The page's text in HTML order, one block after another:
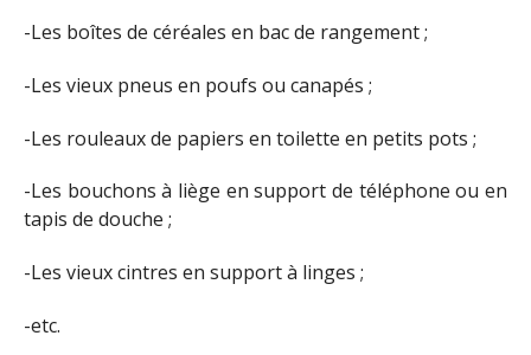
-Les boîtes de céréales en bac de rangement ;
-Les vieux pneus en poufs ou canapés ;
-Les rouleaux de papiers en toilette en petits pots ;
-Les bouchons à liège en support de téléphone ou en
tapis de douche ;
-Les vieux cintres en support à linges ;
-etc.